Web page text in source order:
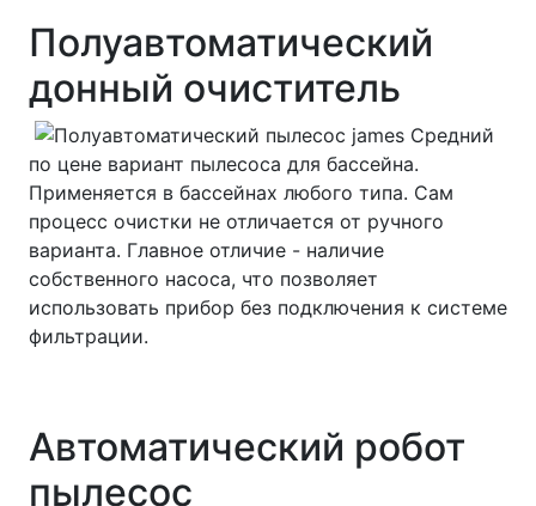
Полуавтоматический
донный очиститель
Средний
по цене вариант пылесоса для бассейна.
Применяется в бассейнах любого типа. Сам
процесс очистки не отличается от ручного
варианта. Главное отличие - наличие
собственного насоса, что позволяет
использовать прибор без подключения к системе
фильтрации.
Автоматический робот
пылесос